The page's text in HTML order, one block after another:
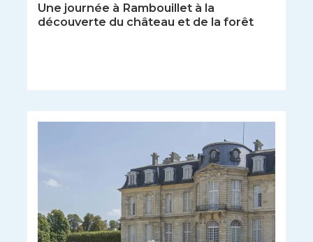
Une journée à Rambouillet à la
découverte du château et de la forêt